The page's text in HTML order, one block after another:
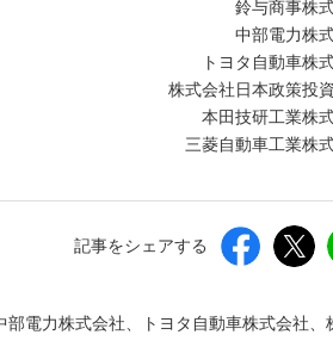
鈴与商事株
中部電力株
トヨタ自動車株
株式会社日本政策投
本田技研工業株
三菱自動車工業株
記事をシェアする
電力株式会社、トヨタ自動車株式会社、